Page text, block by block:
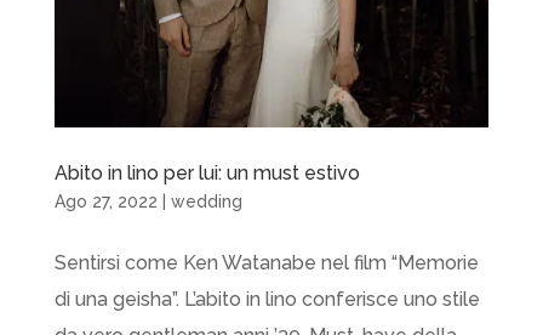
Abito in lino per lui: un must estivo
Ago 27, 2022 wedding
Sentirsi come Ken Watanabe nel film “Memorie
di una geisha”. L’abito in lino conferisce uno stile